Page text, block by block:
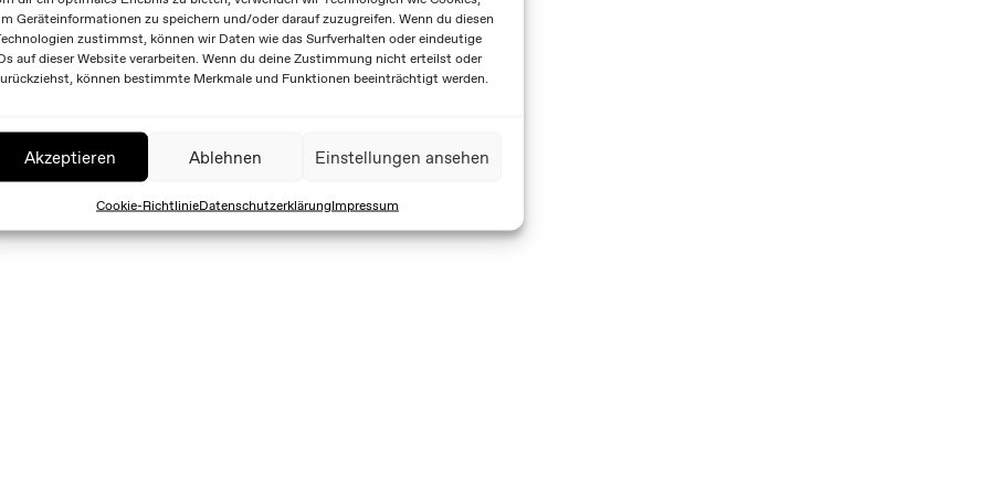
Geräteinformationen zu speichern und/oder darauf zuzugreifen. Wenn du diesen
zustimmst, können wir Daten wie das Surfverhalten oder eindeutige
auf dieser Website verarbeiten. Wenn du deine Zustimmung nicht erteilst oder
können bestimmte Merkmale und Funktionen beeinträchtigt werden.
Akzeptieren Ablehnen Einstellungen ansehen
Cookie-RichtlinieDatenschutzerklärungImpressum